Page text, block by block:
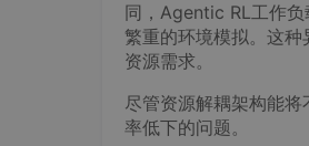
同，Agentic RL工作
繁重的环境模拟。这
资源需求。
尽管资源解耦架构能
率低下的问题。